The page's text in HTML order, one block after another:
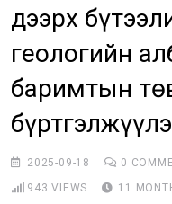
дээрх
геологийн
баримтын
2025-09-18 0
943 VIEWS 11